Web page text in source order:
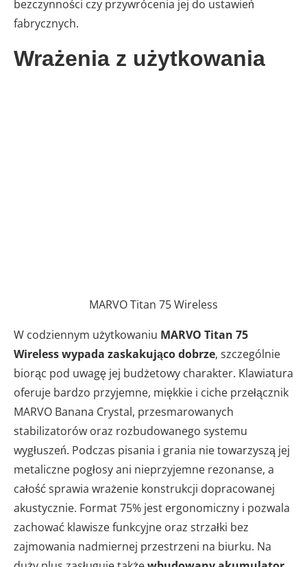
bezczynności czy przywrócenia jej do ustawień
fabrycznych.
Wrażenia z użytkowania
MARVO Titan 75 Wireless
W codziennym użytkowaniu MARVO Titan 75
Wireless wypada zaskakująco dobrze, szczególnie
biorąc pod uwagę jej budżetowy charakter. Klawiatura
oferuje bardzo przyjemne, miękkie i ciche przełącznik
MARVO Banana Crystal, przesmarowanych
stabilizatorów oraz rozbudowanego systemu
wygłuszeń. Podczas pisania i grania nie towarzyszą jej
metaliczne pogłosy ani nieprzyjemne rezonanse, a
całość sprawia wrażenie konstrukcji dopracowanej
akustycznie. Format 75% jest ergonomiczny i pozwala
zachować klawisze funkcyjne oraz strzałki bez
zajmowania nadmiernej przestrzeni na biurku. Na